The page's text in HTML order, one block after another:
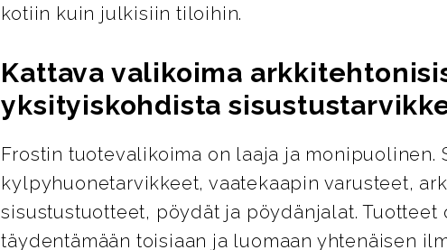
kotiin kuin julkisiin tiloihin.
Kattava valikoima
yksityiskohdista
Frostin tuotevalikoima on laaja ja monipuolinen.
kylpyhuonetarvikkeet, vaatekaapin varusteet,
sisustustuotteet, pöydät ja pöydänjalat. Tuotteet
täydentämään toisiaan ja luomaan yhtenäisen